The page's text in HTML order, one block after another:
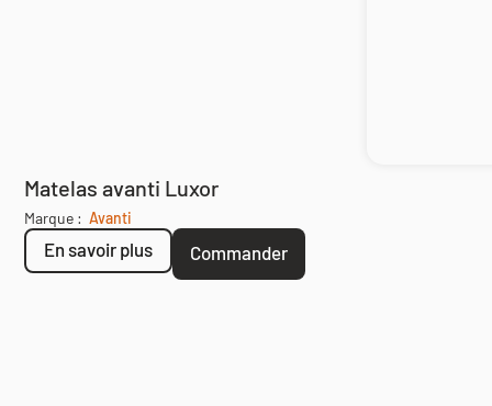
Matelas avanti Luxor
Marque : Avanti
En savoir plus Commander